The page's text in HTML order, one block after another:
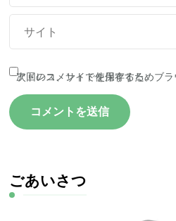
次回のコメントで使用するためブラウザーに自分の名前、メールアドレス、サイトを保存する。
ごあいさつ